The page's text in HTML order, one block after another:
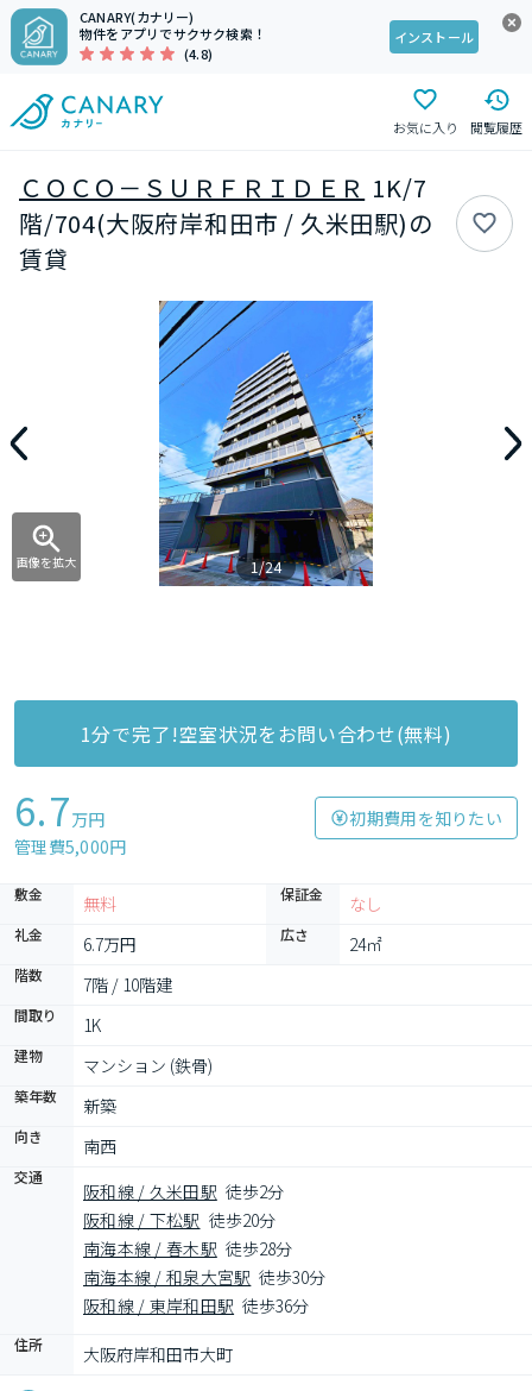
CANARY(カナリー)
物件をアプリでサクサク検索！
(4.8)
インストール
お気に入り 閲覧履歴
ＣＯＣＯ－ＳＵＲＦＲＩＤＥＲ 1K/7
階/704(大阪府岸和田市 / 久米田駅)の
賃貸
画像を拡大 1/24
1分で完了!空室状況をお問い合わせ(無料)
6.7万円
管理費5,000円
初期費用を知りたい
敷金 無料 保証金 なし
礼金 6.7万円 広さ 24㎡
階数 7階 / 10階建
間取り 1K
建物 マンション (鉄骨)
築年数 新築
向き 南西
交通
阪和線 / 久米田駅 徒歩2分
阪和線 / 下松駅 徒歩20分
南海本線 / 春木駅 徒歩28分
南海本線 / 和泉大宮駅 徒歩30分
阪和線 / 東岸和田駅 徒歩36分
住所 大阪府岸和田市大町